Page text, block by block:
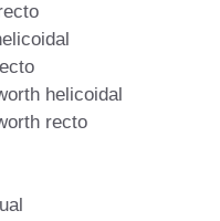
helicoidal
recto